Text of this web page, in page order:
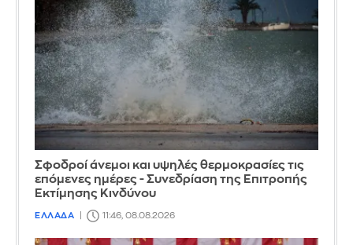
Σφοδροί άνεμοι και υψηλές θερμοκρασίες τις
επόμενες ημέρες - Συνεδρίαση της Επιτροπής
Εκτίμησης Κινδύνου
ΕΛΛΑΔΑ 11:46, 08.08.2026